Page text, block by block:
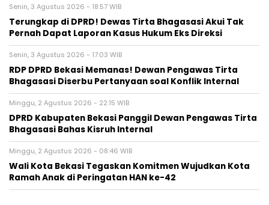
Senin, 3 Agustus 2026 - 18:57 WIB
Terungkap di DPRD! Dewas Tirta Bhagasasi Akui Tak
Pernah Dapat Laporan Kasus Hukum Eks Direksi
Senin, 3 Agustus 2026 - 17:03 WIB
RDP DPRD Bekasi Memanas! Dewan Pengawas Tirta
Bhagasasi Diserbu Pertanyaan soal Konflik Internal
Minggu, 2 Agustus 2026 - 22:15 WIB
DPRD Kabupaten Bekasi Panggil Dewan Pengawas Tirta
Bhagasasi Bahas Kisruh Internal
Minggu, 2 Agustus 2026 - 08:46 WIB
Wali Kota Bekasi Tegaskan Komitmen Wujudkan Kota
Ramah Anak di Peringatan HAN ke-42